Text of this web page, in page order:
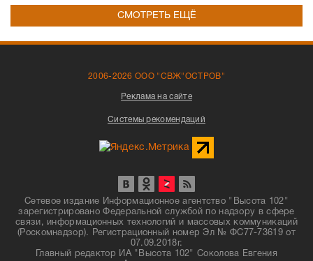
СМОТРЕТЬ ЕЩЁ
2006-2026 ООО "СВЖ"ОСТРОВ"
Реклама на сайте
Системы рекомендаций
Сетевое издание Информационное агентство "Высота 102"
зарегистрировано Федеральной службой по надзору в сфере
связи, информационных технологий и массовых коммуникаций
(Роскомнадзор). Регистрационный номер Эл № ФС77-73619 от
07.09.2018г.
Главный редактор ИА "Высота 102" Соколова Евгения